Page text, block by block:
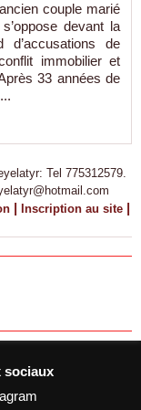
couple marié
devant la
d’accusations de
immobilier et
33 années de
Tel 775312579.
| Inscription au site |
sociaux